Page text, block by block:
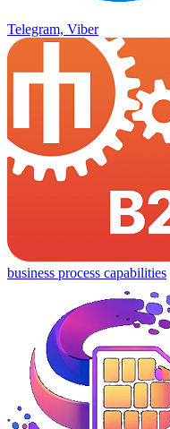
Telegram, Viber
business process capabilities